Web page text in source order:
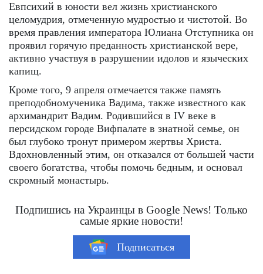
Евпсихий в юности вел жизнь христианского
целомудрия, отмеченную мудростью и чистотой. Во
время правления императора Юлиана Отступника он
проявил горячую преданность христианской вере,
активно участвуя в разрушении идолов и языческих
капищ.
Кроме того, 9 апреля отмечается также память
преподобномученика Вадима, также известного как
архимандрит Вадим. Родившийся в IV веке в
персидском городе Вифпалате в знатной семье, он
был глубоко тронут примером жертвы Христа.
Вдохновленный этим, он отказался от большей части
своего богатства, чтобы помочь бедным, и основал
скромный монастырь.
Подпишись на Украинцы в Google News! Только
самые яркие новости!
Подписаться